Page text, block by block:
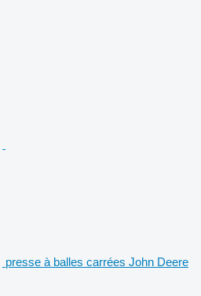
presse à balles carrées John Deere